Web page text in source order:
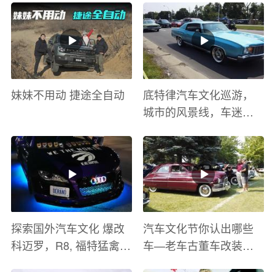
妹妹不用动 捷途全自动
底特律汽车文化巡游，
城市的风景线，车迷的
探索国外汽车文化 爆改
科迈罗，R8, 福特猛禽
汽车文化节你认出哪些
车—老车古董车改装车